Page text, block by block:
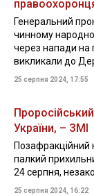
Генеральний
чинному
через напади на
викликали до
25 серпня 2024, 17:55
України, – ЗМІ
Позафракційний
палкий
24 серпня,
25 серпня 2024, 16:22